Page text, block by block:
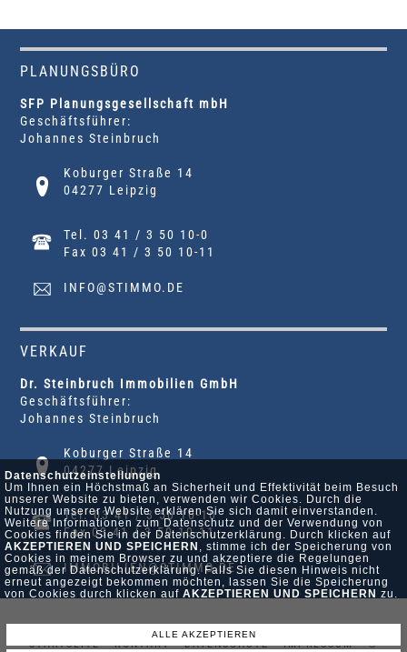
Datenschutzeinstellungen
Um Ihnen ein Höchstmaß an Sicherheit und Effektivität beim Besuch
unserer Website zu bieten, verwenden wir Cookies. Durch die
Nutzung unserer Website erklären Sie sich damit einverstanden.
Weitere Informationen zum Datenschutz und der Verwendung von
Cookies finden Sie in der Datenschutzerklärung. Durch klicken auf
AKZEPTIEREN UND SPEICHERN , stimme ich der Speicherung von
Cookies in meinem Browser zu und akzeptiere die Regelungen
gemäß der Datenschutzerklärung. Falls Sie diesen Hinweis nicht
erneut angezeigt bekommen möchten, lassen Sie die Speicherung
von Cookies durch klicken auf AKZEPTIEREN UND SPEICHERN zu.
ALLE AKZEPTIEREN
PLANUNGSBÜRO
SFP Planungsgesellschaft mbH
Geschäftsführer:
Johannes Steinbruch
Koburger Straße 14
04277 Leipzig
Tel. 03 41 / 3 50 10-0
Fax 03 41 / 3 50 10-11
INFO@STIMMO.DE
VERKAUF
Dr. Steinbruch Immobilien GmbH
Geschäftsführer:
Johannes Steinbruch
Koburger Straße 14
04277 Leipzig
Tel. 03 41 / 3 50 10-10
Fax 03 41 / 3 50 10-11
IMMOBILIEN@STIMMO.DE
STARTSEITE • KONTAKT • DATENSCHUTZ • IMPRESSUM • ©